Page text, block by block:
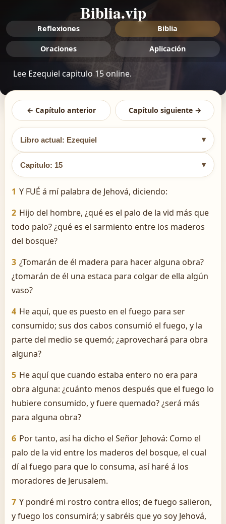
Biblia.vip
Reflexiones Biblia
Oraciones Aplicación
Lee Ezequiel capitulo 15 online.
← Capítulo anterior Capítulo siguiente →
Libro actual: Ezequiel ▾
Capítulo: 15 ▾
1 Y FUÉ á mí palabra de Jehová, diciendo:
2 Hijo del hombre, ¿qué es el palo de la vid más que
todo palo? ¿qué es el sarmiento entre los maderos
del bosque?
3 ¿Tomarán de él madera para hacer alguna obra?
¿tomarán de él una estaca para colgar de ella algún
vaso?
4 He aquí, que es puesto en el fuego para ser
consumido; sus dos cabos consumió el fuego, y la
parte del medio se quemó; ¿aprovechará para obra
alguna?
5 He aquí que cuando estaba entero no era para
obra alguna: ¿cuánto menos después que el fuego lo
hubiere consumido, y fuere quemado? ¿será más
para alguna obra?
6 Por tanto, así ha dicho el Señor Jehová: Como el
palo de la vid entre los maderos del bosque, el cual
dí al fuego para que lo consuma, así haré á los
moradores de Jerusalem.
7 Y pondré mi rostro contra ellos; de fuego salieron,
y fuego los consumirá; y sabréis que yo soy Jehová,